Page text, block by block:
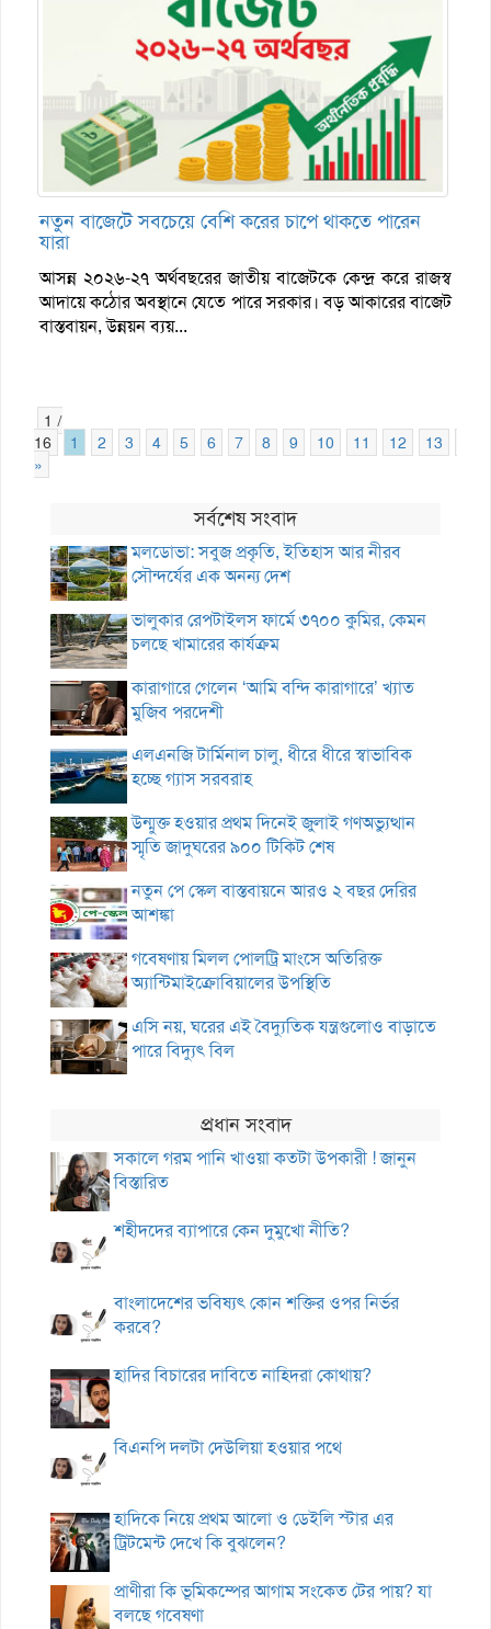
নতুন বাজেটে সবচেয়ে বেশি করের চাপে থাকতে পারেন
যারা
আসন্ন ২০২৬-২৭ অর্থবছরের জাতীয় বাজেটকে কেন্দ্র করে রাজস্ব
আদায়ে কঠোর অবস্থানে যেতে পারে সরকার। বড় আকারের বাজেট
বাস্তবায়ন, উন্নয়ন ব্যয়...
1 /
16
1 2 3 4 5 6 7 8 9 10 11 12 13
»
সর্বশেষ সংবাদ
মলডোভা: সবুজ প্রকৃতি, ইতিহাস আর নীরব
সৌন্দর্যের এক অনন্য দেশ
ভালুকার রেপটাইলস ফার্মে ৩৭০০ কুমির, কেমন
চলছে খামারের কার্যক্রম
কারাগারে গেলেন ‘আমি বন্দি কারাগারে’ খ্যাত
মুজিব পরদেশী
এলএনজি টার্মিনাল চালু, ধীরে ধীরে স্বাভাবিক
হচ্ছে গ্যাস সরবরাহ
উন্মুক্ত হওয়ার প্রথম দিনেই জুলাই গণঅভ্যুত্থান
স্মৃতি জাদুঘরের ৯০০ টিকিট শেষ
নতুন পে স্কেল বাস্তবায়নে আরও ২ বছর দেরির
আশঙ্কা
গবেষণায় মিলল পোলট্রি মাংসে অতিরিক্ত
অ্যান্টিমাইক্রোবিয়ালের উপস্থিতি
এসি নয়, ঘরের এই বৈদ্যুতিক যন্ত্রগুলোও বাড়াতে
পারে বিদ্যুৎ বিল
প্রধান সংবাদ
সকালে গরম পানি খাওয়া কতটা উপকারী ! জানুন
বিস্তারিত
শহীদদের ব্যাপারে কেন দুমুখো নীতি?
বাংলাদেশের ভবিষ্যৎ কোন শক্তির ওপর নির্ভর
করবে?
হাদির বিচারের দাবিতে নাহিদরা কোথায়?
বিএনপি দলটা দেউলিয়া হওয়ার পথে
হাদিকে নিয়ে প্রথম আলো ও ডেইলি স্টার এর
ট্রিটমেন্ট দেখে কি বুঝলেন?
প্রাণীরা কি ভূমিকম্পের আগাম সংকেত টের পায়? যা
বলছে গবেষণা